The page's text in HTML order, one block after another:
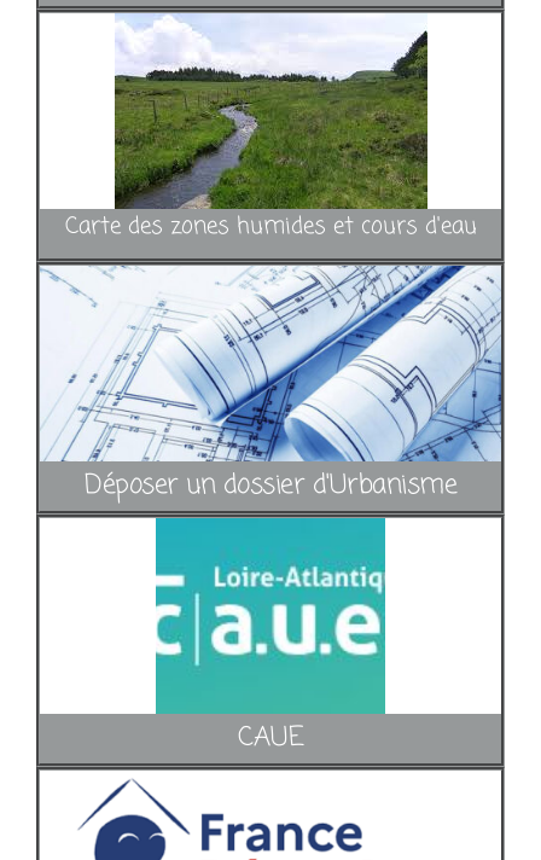
Carte des zones humides et cours d'eau
Déposer un dossier d'Urbanisme
CAUE